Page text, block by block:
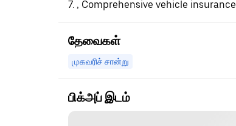
7. , Comprehensive vehicle insurance
தேவைகள்
முகவரிச் சான்று
பிக்அப் இடம்